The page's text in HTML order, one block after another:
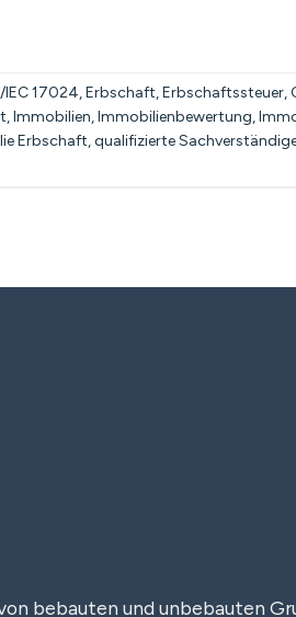
IEC 17024,Erbschaft,Erbschaftssteuer,
,Immobilien,Immobilienbewertung,
Erbschaft,qualifizierte
bebauten und unbebauten